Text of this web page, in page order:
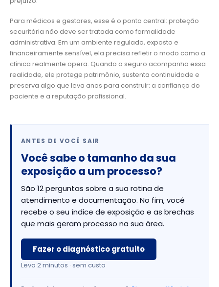
Para médicos e gestores, esse é o ponto central: proteção
securitária não deve ser tratada como formalidade
administrativa. Em um ambiente regulado, exposto e
financeiramente sensível, ela precisa refletir o modo como a
clínica realmente opera. Quando o seguro acompanha essa
realidade, ele protege patrimônio, sustenta continuidade e
preserva algo que leva anos para construir: a confiança do
paciente e a reputação profissional.
ANTES DE VOCÊ SAIR
Você sabe o tamanho da sua
exposição a um processo?
São 12 perguntas sobre a sua rotina de
atendimento e documentação. No fim, você
recebe o seu índice de exposição e as brechas
que mais geram processo na sua área.
Fazer o diagnóstico gratuito
Leva 2 minutos · sem custo